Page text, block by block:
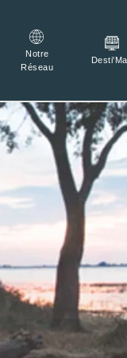
Notre
Réseau